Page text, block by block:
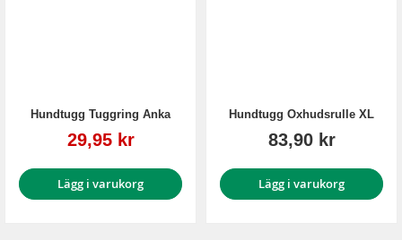
Hundtugg Tuggring Anka
Reapris
29,95 kr
Lägg i varukorg
Hundtugg Oxhudsrulle XL
83,90 kr
Lägg i varukorg